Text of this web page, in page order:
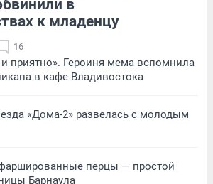
в
к младенцу
16
приятно». Героиня мема вспомнила
в кафе Владивостока
«Дома-2» развелась с молодым
перцы — простой
Барнаула